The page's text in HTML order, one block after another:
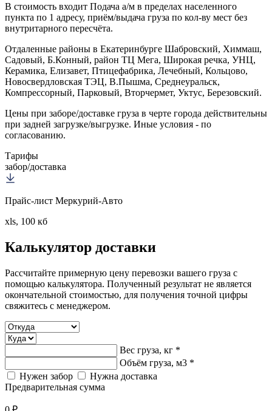
В стоимость входит Подача а/м в пределах населенного
пункта по 1 адресу, приём/выдача груза по кол-ву мест без
внутритарного пересчёта.
Отдаленные районы в Екатеринбурге Шабровский, Химмаш,
Садовый, Б.Конный, район ТЦ Мега, Широкая речка, УНЦ,
Керамика, Елизавет, Птицефабрика, Лечебный, Кольцово,
Новосвердловская ТЭЦ, В.Пышма, Среднеуральск,
Компрессорный, Парковый, Вторчермет, Уктус, Березовский.
Цены при заборе/доставке груза в черте города действительны
при задней загрузке/выгрузке. Иные условия - по
согласованию.
Тарифы
забор/доставка
Прайс-лист Меркурий-Авто
xls, 100 кб
Калькулятор доставки
Рассчитайте примерную цену перевозки вашего груза с
помощью калькулятора. Полученный результат не является
окончательной стоимостью, для получения точной цифры
свяжитесь с менеджером.
Вес груза, кг *
Объём груза, м3 *
Нужен забор
Нужна доставка
Предварительная сумма